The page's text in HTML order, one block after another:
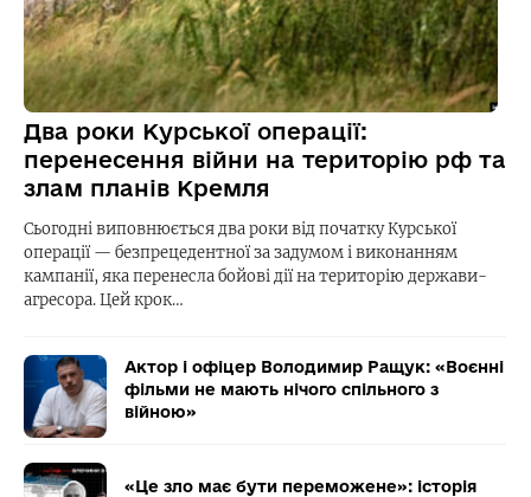
Два роки Курської операції:
перенесення війни на територію рф та
злам планів Кремля
Сьогодні виповнюється два роки від початку Курської
операції — безпрецедентної за задумом і виконанням
кампанії, яка перенесла бойові дії на територію держави-
агресора. Цей крок…
Актор і офіцер Володимир Ращук: «Воєнні
фільми не мають нічого спільного з
війною»
«Це зло має бути переможене»: історія